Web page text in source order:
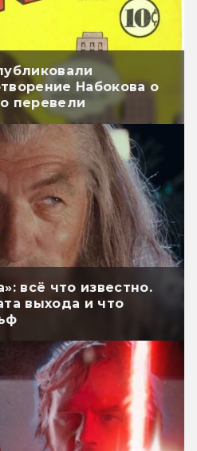
Набокова о
перевели
всё что известно.
выхода и что